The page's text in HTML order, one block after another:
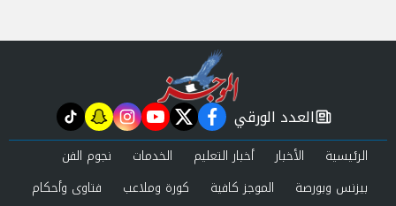
newspaper
العدد الورقي facebook
twitter
youtube
instagram
snapchat
tiktok
الرئيسية الأخبار أخبار التعليم الخدمات
نجوم الفن
بيزنس وبورصة
الموجز كافية كورة وملاعب
فتاوى وأحكام